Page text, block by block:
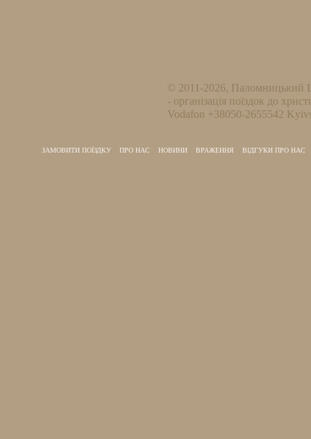
© 2011-2026, Паломницький
- організація поїздок до
Vodafon +38050-2655542
ЗАМОВИТИ ПОЇЗДКУ ПРО НАС НОВИНИ ВРАЖЕННЯ ВІДГУКИ ПРО НАС